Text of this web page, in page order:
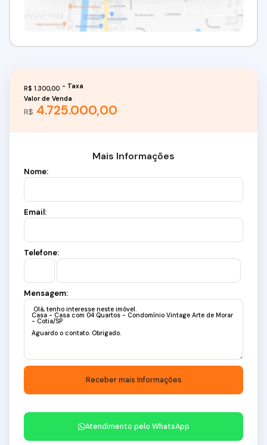
R$ 4.725.000,00
Valor de Venda
R$ 1.300,00
Mais Informações
Nome:
Email:
Telefone:
Mensagem:
Atendimento pelo WhatsApp